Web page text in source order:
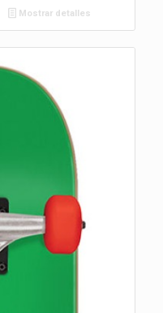
Mostrar detalles